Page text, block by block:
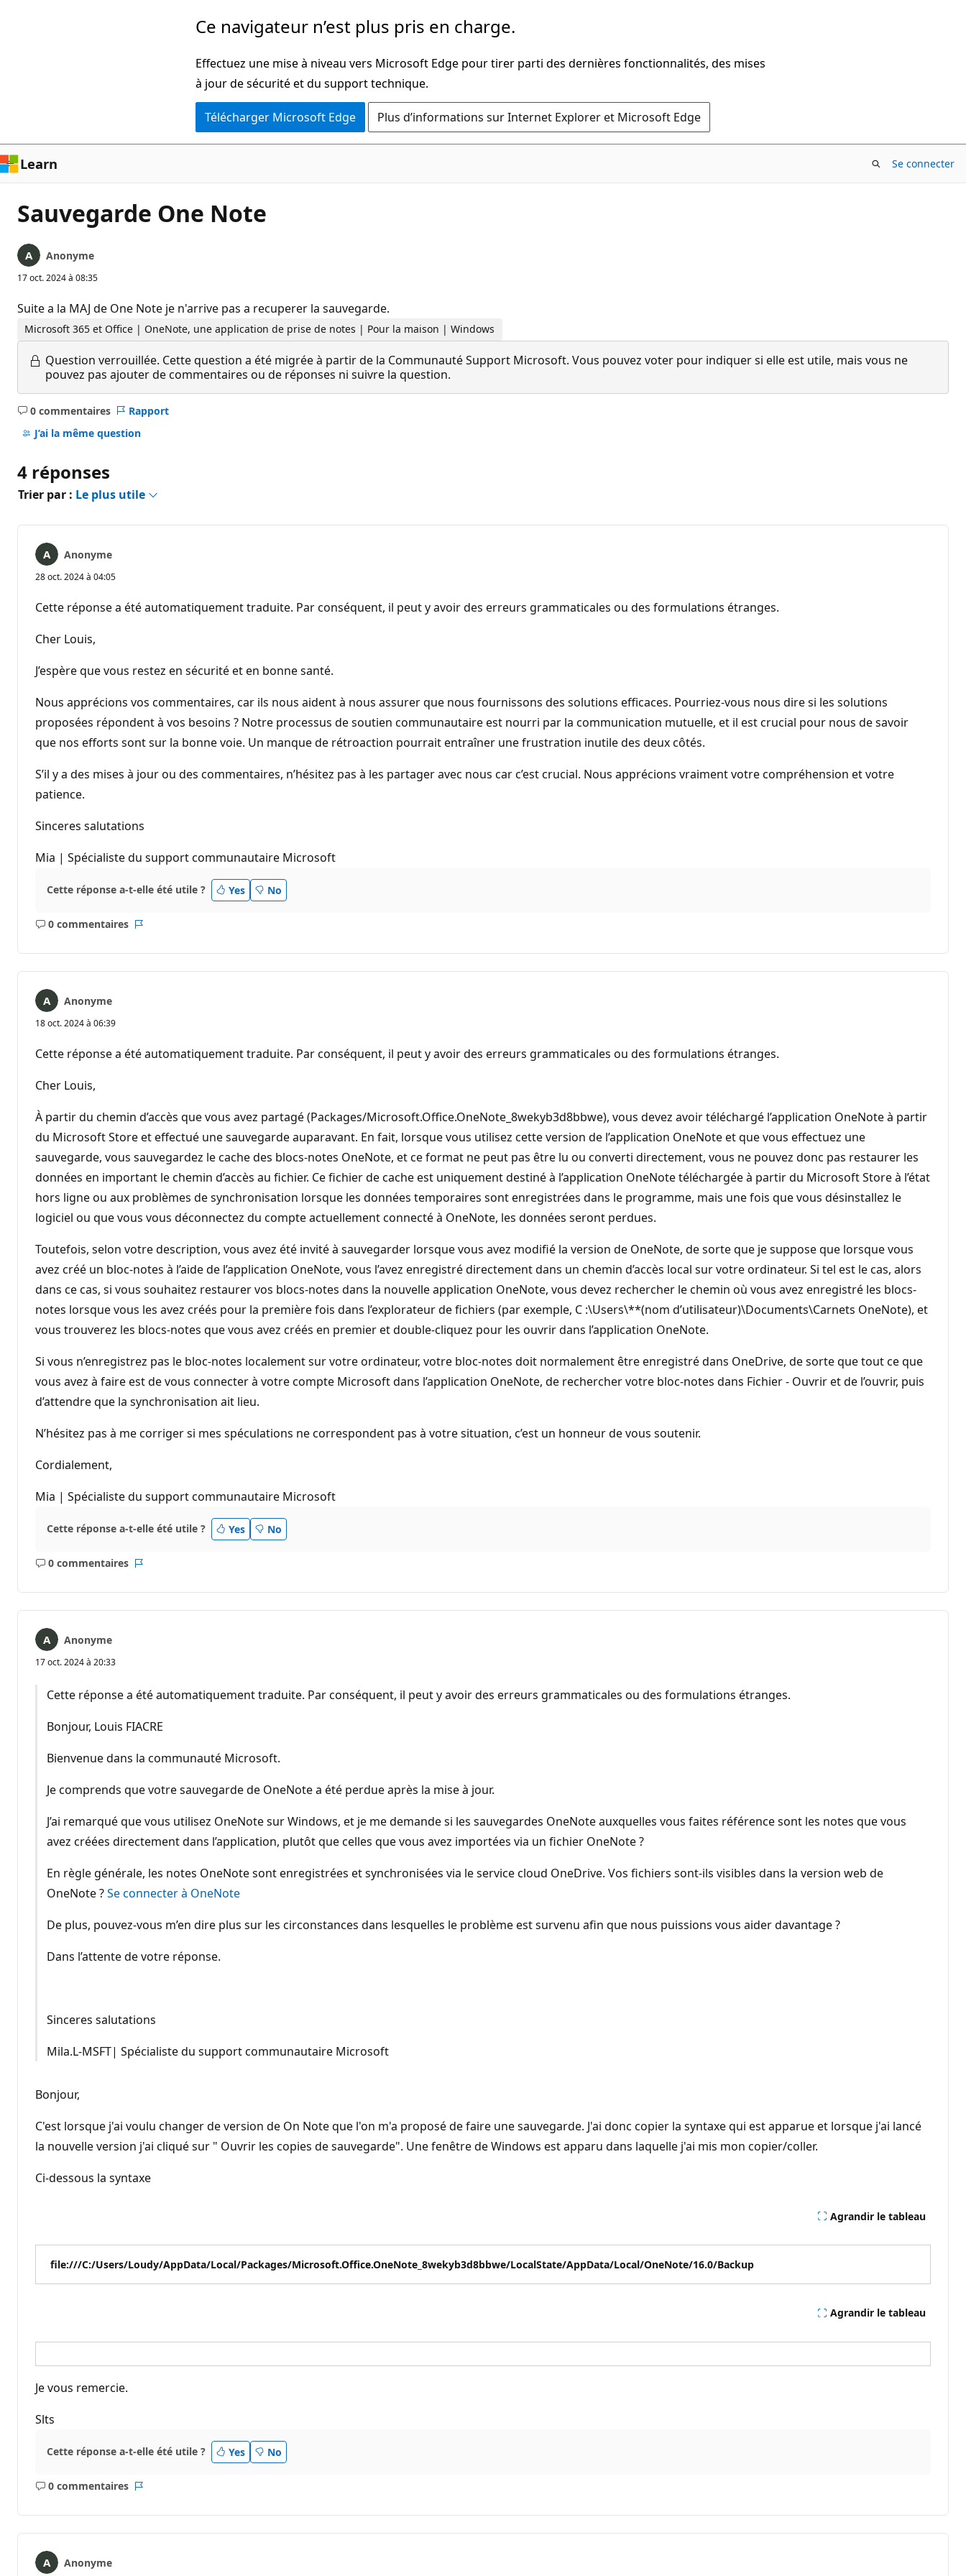
Ce navigateur n’est plus pris en charge.
Effectuez une mise à niveau vers Microsoft Edge pour tirer parti des dernières fonctionnalités, des mises
à jour de sécurité et du support technique.
Télécharger Microsoft Edge Plus d’informations sur Internet Explorer et Microsoft Edge
Learn Se connecter
Sauvegarde One Note
Anonyme
17 oct. 2024 à 08:35
Suite a la MAJ de One Note je n'arrive pas a recuperer la sauvegarde.
Microsoft 365 et Office | OneNote, une application de prise de notes | Pour la maison | Windows
Question verrouillée. Cette question a été migrée à partir de la Communauté Support Microsoft. Vous pouvez voter pour indiquer si elle est utile, mais vous ne
pouvez pas ajouter de commentaires ou de réponses ni suivre la question.
0 commentaires
Aucun
commentaire
Rapport
J’ai la même question
4 réponses
Trier par : Le plus utile
Anonyme
28 oct. 2024 à 04:05
Cette réponse a été automatiquement traduite. Par conséquent, il peut y avoir des erreurs grammaticales ou des formulations étranges.
Cher Louis,
J’espère que vous restez en sécurité et en bonne santé.
Nous apprécions vos commentaires, car ils nous aident à nous assurer que nous fournissons des solutions efficaces. Pourriez-vous nous dire si les solutions
proposées répondent à vos besoins ? Notre processus de soutien communautaire est nourri par la communication mutuelle, et il est crucial pour nous de savoir
que nos efforts sont sur la bonne voie. Un manque de rétroaction pourrait entraîner une frustration inutile des deux côtés.
S’il y a des mises à jour ou des commentaires, n’hésitez pas à les partager avec nous car c’est crucial. Nous apprécions vraiment votre compréhension et votre
patience.
Sinceres salutations
Mia | Spécialiste du support communautaire Microsoft
Cette réponse a-t-elle été utile ? Yes No
0 commentaires
Aucun
Anonyme
18 oct. 2024 à 06:39
Cette réponse a été automatiquement traduite. Par conséquent, il peut y avoir des erreurs grammaticales ou des formulations étranges.
Cher Louis,
À partir du chemin d’accès que vous avez partagé (Packages/Microsoft.Office.OneNote_8wekyb3d8bbwe), vous devez avoir téléchargé l’application OneNote à partir
du Microsoft Store et effectué une sauvegarde auparavant. En fait, lorsque vous utilisez cette version de l’application OneNote et que vous effectuez une
sauvegarde, vous sauvegardez le cache des blocs-notes OneNote, et ce format ne peut pas être lu ou converti directement, vous ne pouvez donc pas restaurer les
données en important le chemin d’accès au fichier. Ce fichier de cache est uniquement destiné à l’application OneNote téléchargée à partir du Microsoft Store à l’état
hors ligne ou aux problèmes de synchronisation lorsque les données temporaires sont enregistrées dans le programme, mais une fois que vous désinstallez le
logiciel ou que vous vous déconnectez du compte actuellement connecté à OneNote, les données seront perdues.
Toutefois, selon votre description, vous avez été invité à sauvegarder lorsque vous avez modifié la version de OneNote, de sorte que je suppose que lorsque vous
avez créé un bloc-notes à l’aide de l’application OneNote, vous l’avez enregistré directement dans un chemin d’accès local sur votre ordinateur. Si tel est le cas, alors
dans ce cas, si vous souhaitez restaurer vos blocs-notes dans la nouvelle application OneNote, vous devez rechercher le chemin où vous avez enregistré les blocs-
notes lorsque vous les avez créés pour la première fois dans l’explorateur de fichiers (par exemple, C :\Users\**(nom d’utilisateur)\Documents\Carnets OneNote), et
vous trouverez les blocs-notes que vous avez créés en premier et double-cliquez pour les ouvrir dans l’application OneNote.
Si vous n’enregistrez pas le bloc-notes localement sur votre ordinateur, votre bloc-notes doit normalement être enregistré dans OneDrive, de sorte que tout ce que
vous avez à faire est de vous connecter à votre compte Microsoft dans l’application OneNote, de rechercher votre bloc-notes dans Fichier - Ouvrir et de l’ouvrir, puis
d’attendre que la synchronisation ait lieu.
N’hésitez pas à me corriger si mes spéculations ne correspondent pas à votre situation, c’est un honneur de vous soutenir.
Cordialement,
Mia | Spécialiste du support communautaire Microsoft
Cette réponse a-t-elle été utile ? Yes No
0 commentaires
Aucun
Anonyme
17 oct. 2024 à 20:33
Cette réponse a été automatiquement traduite. Par conséquent, il peut y avoir des erreurs grammaticales ou des formulations étranges.
Bonjour, Louis FIACRE
Bienvenue dans la communauté Microsoft.
Je comprends que votre sauvegarde de OneNote a été perdue après la mise à jour.
J’ai remarqué que vous utilisez OneNote sur Windows, et je me demande si les sauvegardes OneNote auxquelles vous faites référence sont les notes que vous
avez créées directement dans l’application, plutôt que celles que vous avez importées via un fichier OneNote ?
En règle générale, les notes OneNote sont enregistrées et synchronisées via le service cloud OneDrive. Vos fichiers sont-ils visibles dans la version web de
OneNote ?Se connecter à OneNote
De plus, pouvez-vous m’en dire plus sur les circonstances dans lesquelles le problème est survenu afin que nous puissions vous aider davantage ?
Dans l’attente de votre réponse.
Sinceres salutations
Mila.L-MSFT| Spécialiste du support communautaire Microsoft
Bonjour,
C'est lorsque j'ai voulu changer de version de On Note que l'on m'a proposé de faire une sauvegarde. J'ai donc copier la syntaxe qui est apparue et lorsque j'ai lancé
la nouvelle version j'ai cliqué sur " Ouvrir les copies de sauvegarde". Une fenêtre de Windows est apparu dans laquelle j'ai mis mon copier/coller.
Ci-dessous la syntaxe
Agrandir le tableau
file:///C:/Users/Loudy/AppData/Local/Packages/Microsoft.Office.OneNote_8wekyb3d8bbwe/LocalState/AppData/Local/OneNote/16.0/Backup
Agrandir le tableau
Je vous remercie.
Slts
Cette réponse a-t-elle été utile ? Yes No
0 commentaires
Aucun
Anonyme